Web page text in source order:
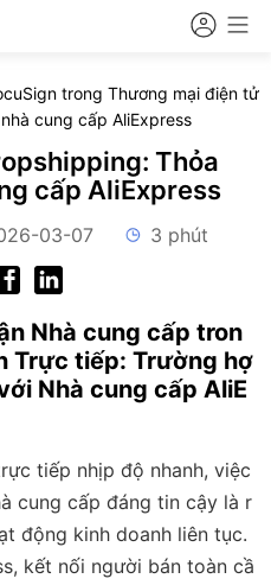
trong Thương mại điện tử
cung cấp AliExpress
Thỏa
cấp AliExpress
03-07 3 phút
Nhà cung cấp tron
Trực tiếp: Trường hợ
Nhà cung cấp AliE
tiếp nhịp độ nhanh, việc
cung cấp đáng tin cậy là r
động kinh doanh liên tục.
kết nối người bán toàn cầ